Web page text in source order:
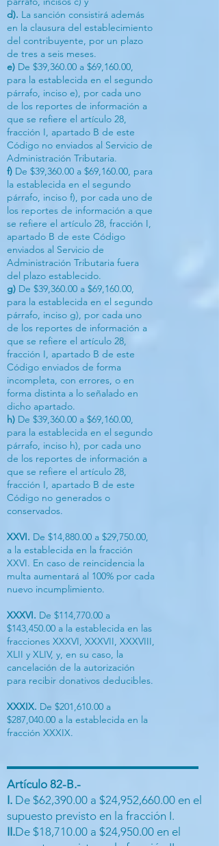
d). La sanción consistirá además
en la clausura del establecimiento
del contribuyente, por un plazo
de tres a seis meses.
e) De $39,360.00 a $69,160.00,
para la establecida en el segundo
párrafo, inciso e), por cada uno
de los reportes de información a
que se refiere el artículo 28,
fracción I, apartado B de este
Código no enviados al Servicio de
Administración Tributaria.
f) De $39,360.00 a $69,160.00, para
la establecida en el segundo
párrafo, inciso f), por cada uno de
los reportes de información a que
se refiere el artículo 28, fracción I,
apartado B de este Código
enviados al Servicio de
Administración Tributaria fuera
del plazo establecido.
g) De $39,360.00 a $69,160.00,
para la establecida en el segundo
párrafo, inciso g), por cada uno
de los reportes de información a
que se refiere el artículo 28,
fracción I, apartado B de este
Código enviados de forma
incompleta, con errores, o en
forma distinta a lo señalado en
dicho apartado.
h) De $39,360.00 a $69,160.00,
para la establecida en el segundo
párrafo, inciso h), por cada uno
de los reportes de información a
que se refiere el artículo 28,
fracción I, apartado B de este
Código no generados o
conservados.
XXVI. De $14,880.00 a $29,750.00,
a la establecida en la fracción
XXVI. En caso de reincidencia la
multa aumentará al 100% por cada
nuevo incumplimiento.
XXXVI. De $114,770.00 a
$143,450.00 a la establecida en las
fracciones XXXVI, XXXVII, XXXVIII,
XLII y XLIV, y, en su caso, la
cancelación de la autorización
para recibir donativos deducibles.
XXXIX. De $201,610.00 a
$287,040.00 a la establecida en la
fracción XXXIX.
Artículo 82-B.-
I. De $62,390.00 a $24,952,660.00 en el
supuesto previsto en la fracción I.
II.De $18,710.00 a $24,950.00 en el